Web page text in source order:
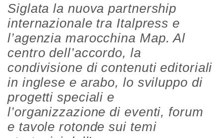
Siglata la nuova partnership
internazionale tra Italpress e
l’agenzia marocchina Map. Al
centro dell’accordo, la
condivisione di contenuti editoriali
in inglese e arabo, lo sviluppo di
progetti speciali e
l’organizzazione di eventi, forum
e tavole rotonde sui temi